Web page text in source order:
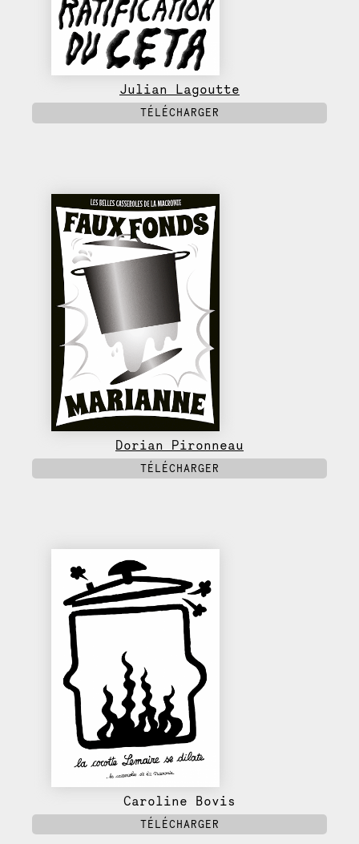
Julian Lagoutte
TÉLÉCHARGER
Dorian Pironneau
TÉLÉCHARGER
Caroline Bovis
TÉLÉCHARGER